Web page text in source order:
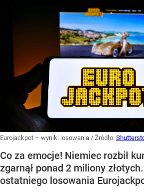
Eurojackpot – wyniki losowania / Źródło:
Co za emocje! Niemiec rozbił
zgarnął ponad 2 miliony
ostatniego losowania